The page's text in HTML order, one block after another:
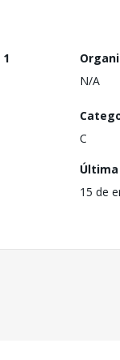
1
N/A
C
15 de